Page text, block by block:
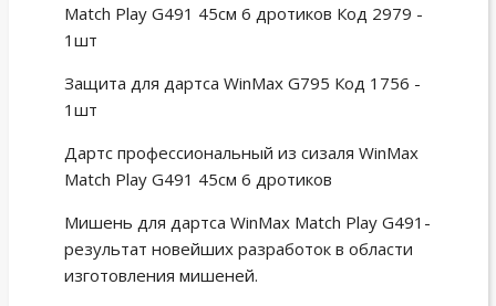
Match Play G491 45cм 6 дротиков Код 2979 -
1шт
Защита для дартса WinMax G795 Код 1756 -
1шт
Дартс профессиональный из сизаля WinMax
Match Play G491 45cм 6 дротиков
Мишень для дартса WinMax Match Play G491-
результат новейших разработок в области
изготовления мишеней.